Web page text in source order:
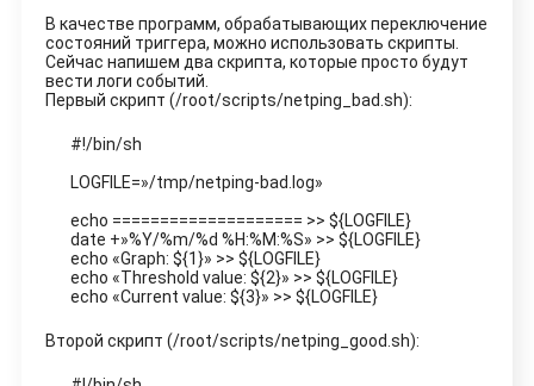
В качестве программ, обрабатывающих переключение
состояний триггера, можно использовать скрипты.
Сейчас напишем два скрипта, которые просто будут
вести логи событий.
Первый скрипт (/root/scripts/netping_bad.sh):
#!/bin/sh
LOGFILE=»/tmp/netping-bad.log»
echo ==================== >> ${LOGFILE}
date +»%Y/%m/%d %H:%M:%S» >> ${LOGFILE}
echo «Graph: ${1}» >> ${LOGFILE}
echo «Threshold value: ${2}» >> ${LOGFILE}
echo «Current value: ${3}» >> ${LOGFILE}
Второй скрипт (/root/scripts/netping_good.sh):